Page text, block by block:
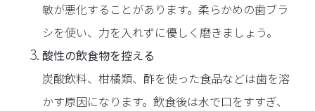
敏が悪化することがあります。柔らかめの歯ブラ
シを使い、力を入れずに優しく磨きましょう。
酸性の飲食物を控える
炭酸飲料、柑橘類、酢を使った食品などは歯を溶
かす原因になります。飲食後は水で口をすすぎ、